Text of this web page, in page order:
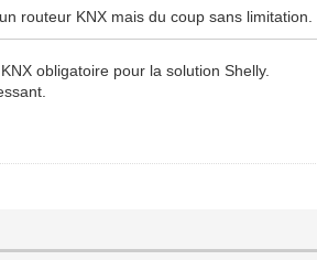
routeur KNX mais du coup sans limitation.
obligatoire pour la solution Shelly.